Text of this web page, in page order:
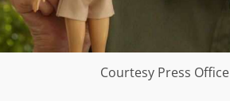
Courtesy Press Office